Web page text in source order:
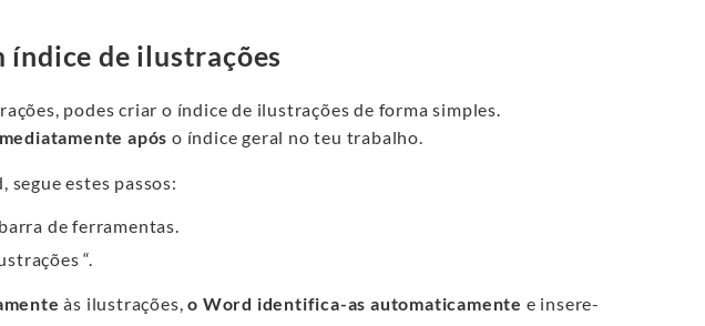
de ilustrações
podes criar o índice de ilustrações de forma simples.
após o índice geral no teu trabalho.
estes passos:
de ferramentas.
“.
às ilustrações,o Word identifica-as automaticamente e insere-